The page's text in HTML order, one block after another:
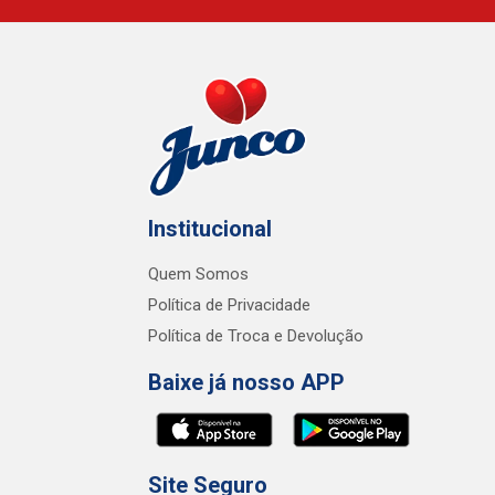
Institucional
Quem Somos
Política de Privacidade
Política de Troca e Devolução
Baixe já nosso APP
Site Seguro